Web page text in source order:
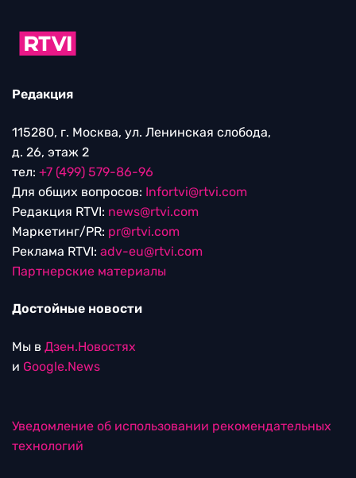
Редакция
115280, г. Москва, ул. Ленинская слобода,
д. 26, этаж 2
тел: +7 (499) 579-86-96
Для общих вопросов: Infortvi@rtvi.com
Редакция RTVI: news@rtvi.com
Маркетинг/PR: pr@rtvi.com
Реклама RTVI: adv-eu@rtvi.com
Партнерские материалы
Достойные новости
Мы в Дзен.Новостях
и Google.News
Уведомление об использовании рекомендательных
технологий